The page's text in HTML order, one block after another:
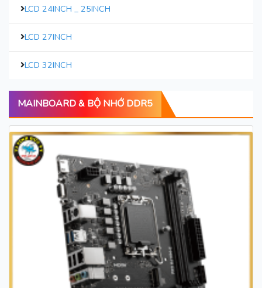
LCD 24INCH _ 25INCH
LCD 27INCH
LCD 32INCH
MAINBOARD & BỘ NHỚ DDR5